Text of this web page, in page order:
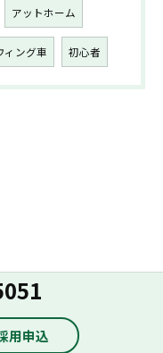
アットホーム
ィング車 初心者
用申込